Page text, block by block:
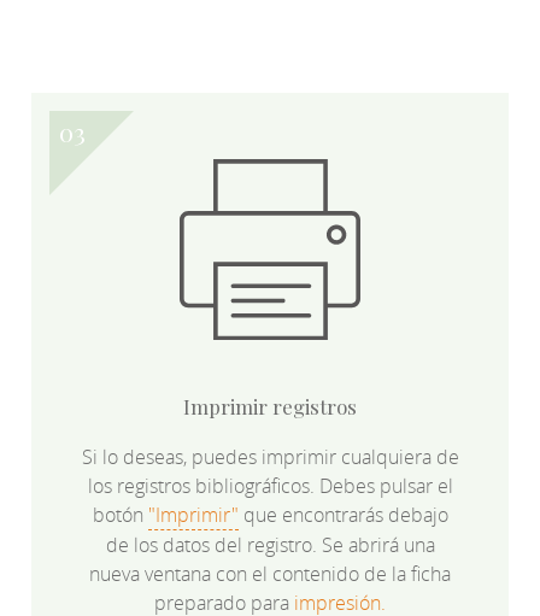
Imprimir registros
Si lo deseas, puedes imprimir cualquiera de
los registros bibliográficos. Debes pulsar el
botón "Imprimir" que encontrarás debajo
de los datos del registro. Se abrirá una
nueva ventana con el contenido de la ficha
preparado para impresión.